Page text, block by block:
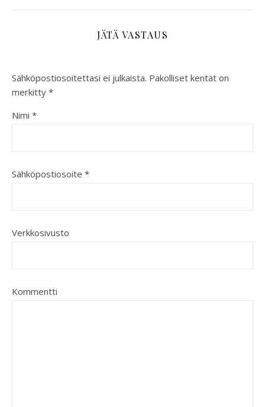
JÄTÄ VASTAUS
Sähköpostiosoitettasi ei julkaista. Pakolliset kentät on
merkitty *
Nimi *
Sähköpostiosoite *
Verkkosivusto
Kommentti